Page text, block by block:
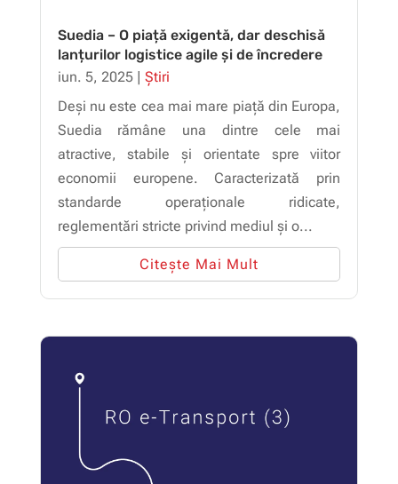
Suedia – O piață exigentă, dar deschisă
lanțurilor logistice agile și de încredere
iun. 5, 2025| Știri
Deși nu este cea mai mare piață din Europa,
Suedia rămâne una dintre cele mai
atractive, stabile și orientate spre viitor
economii europene. Caracterizată prin
standarde operaționale ridicate,
reglementări stricte privind mediul și o...
Citește Mai Mult